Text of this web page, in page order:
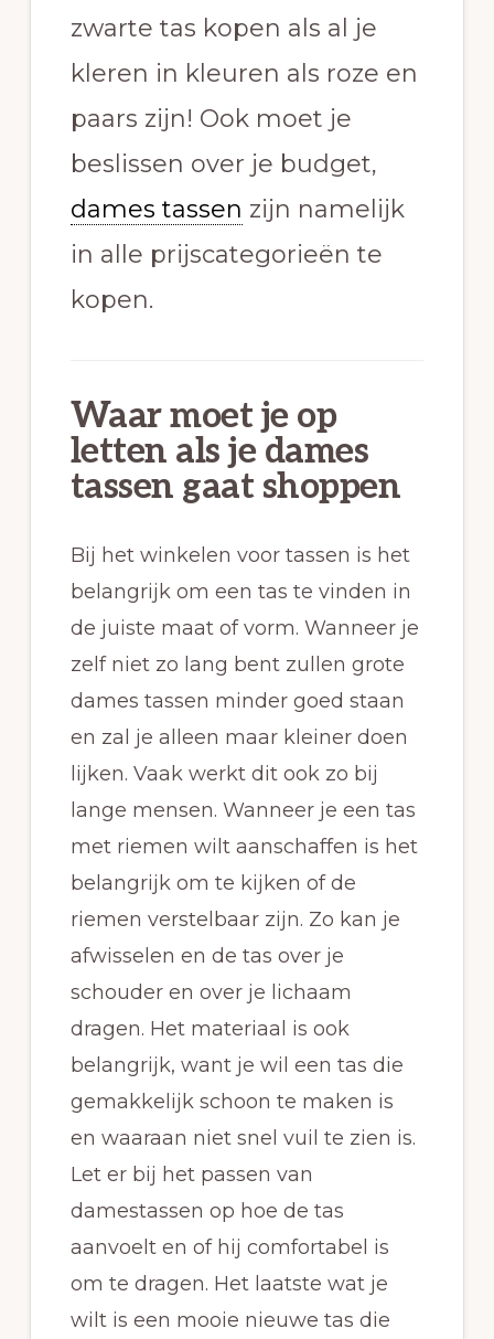
zwarte tas kopen als al je
kleren in kleuren als roze en
paars zijn! Ook moet je
beslissen over je budget,
dames tassen zijn namelijk
in alle prijscategorieën te
kopen.
Waar moet je op
letten als je dames
tassen gaat shoppen
Bij het winkelen voor tassen is het
belangrijk om een tas te vinden in
de juiste maat of vorm. Wanneer je
zelf niet zo lang bent zullen grote
dames tassen minder goed staan
en zal je alleen maar kleiner doen
lijken. Vaak werkt dit ook zo bij
lange mensen. Wanneer je een tas
met riemen wilt aanschaffen is het
belangrijk om te kijken of de
riemen verstelbaar zijn. Zo kan je
afwisselen en de tas over je
schouder en over je lichaam
dragen. Het materiaal is ook
belangrijk, want je wil een tas die
gemakkelijk schoon te maken is
en waaraan niet snel vuil te zien is.
Let er bij het passen van
damestassen op hoe de tas
aanvoelt en of hij comfortabel is
om te dragen. Het laatste wat je
wilt is een mooie nieuwe tas die